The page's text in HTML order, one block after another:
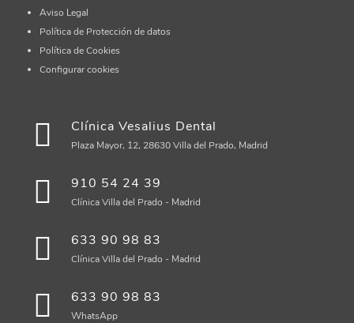
Aviso Legal
Política de Protección de datos
Política de Cookies
Configurar cookies
Clínica Vesalius Dental
Plaza Mayor, 12, 28630 Villa del Prado, Madrid
910 54 24 39
Clínica Villa del Prado - Madrid
633 90 98 83
Clínica Villa del Prado - Madrid
633 90 98 83
WhatsApp